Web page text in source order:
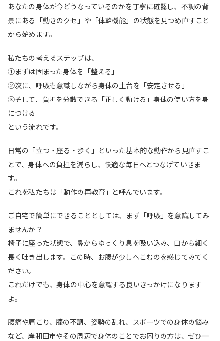
あなたの身体が今どうなっているのかを丁寧に確認し、不調の背
景にある「動きのクセ」や「体幹機能」の状態を見つめ直すこと
から始めます。
私たちの考えるステップは、
①まずは固まった身体を「整える」
②次に、呼吸も意識しながら身体の土台を「安定させる」
③そして、負担を分散できる「正しく動ける」身体の使い方を身
につける
という流れです。
日常の「立つ・座る・歩く」といった基本的な動作から見直すこ
とで、身体への負担を減らし、快適な毎日へとつなげていきま
す。
これを私たちは「動作の再教育」と呼んでいます。
ご自宅で簡単にできることとしては、まず「呼吸」を意識してみ
ませんか？
椅子に座った状態で、鼻からゆっくり息を吸い込み、口から細く
長く吐き出します。この時、お腹が少しへこむのを感じてみてく
ださい。
これだけでも、身体の中心を意識する良いきっかけになります
よ。
腰痛や肩こり、膝の不調、姿勢の乱れ、スポーツでの身体の悩み
など、岸和田市やその周辺で身体のことでお困りの方は、ぜひ一